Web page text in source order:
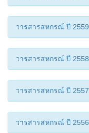
วารสารสหกรณ์ ปี 2559
วารสารสหกรณ์ ปี 2558
วารสารสหกรณ์ ปี 2557
วารสารสหกรณ์ ปี 2556